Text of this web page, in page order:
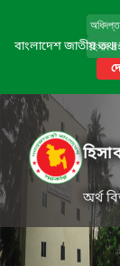
বাংলাদেশ জাতীয় তথ্য
অর্থ